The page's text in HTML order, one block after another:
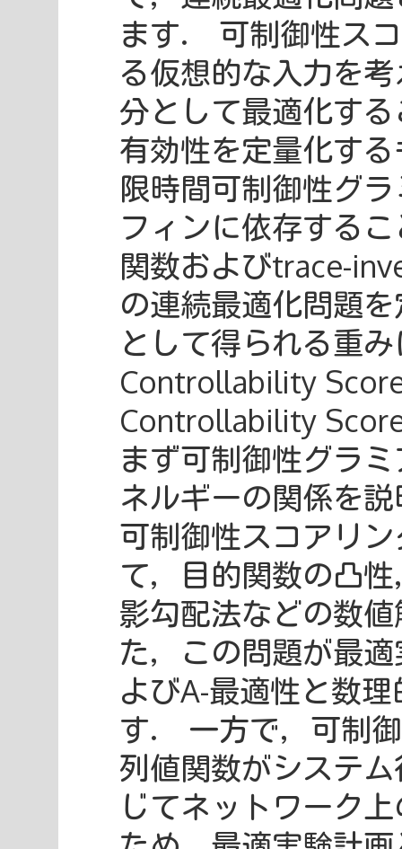
ます． 可制御性ス
る仮想的な入力を
分として最適化す
有効性を定量化す
限時間可制御性グ
フィンに依存する
関数およびtrace-
の連続最適化問題
として得られる重
Controllability
Controllability
まず可制御性グラ
ネルギーの関係を
可制御性スコアリ
て，目的関数の凸
影勾配法などの数
た，この問題が最
よびA-最適性と数
す． 一方で，可制
列値関数がシステ
じてネットワーク